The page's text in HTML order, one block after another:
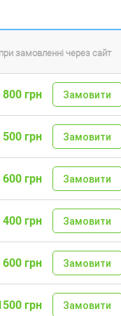
при замовленні через сайт
800 грн Замовити
500 грн Замовити
600 грн Замовити
400 грн Замовити
600 грн Замовити
грн Замовити